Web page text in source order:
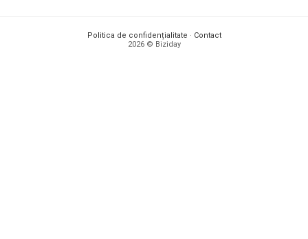
Politica de confidențialitate · Contact
2026 © Biziday